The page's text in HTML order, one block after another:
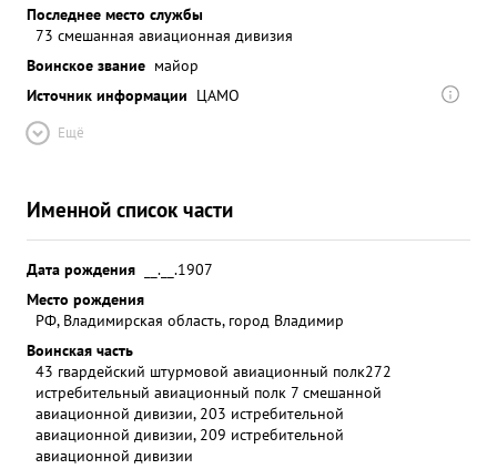
Последнее место службы
73 смешанная авиационная дивизия
Воинское звание майор
Источник информации ЦАМО
Ещё
Именной список части
Дата рождения
__.__.1907
Место рождения
РФ, Владимирская область, город Владимир
Воинская часть
43 гвардейский штурмовой авиационный полк272
истребительный авиационный полк 7 смешанной
авиационной дивизии, 203 истребительной
авиационной дивизии, 209 истребительной
авиационной дивизии